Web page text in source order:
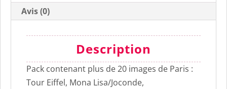
Avis (0)
Description
Pack contenant plus de 20 images de Paris :
Tour Eiffel, Mona Lisa/Joconde,